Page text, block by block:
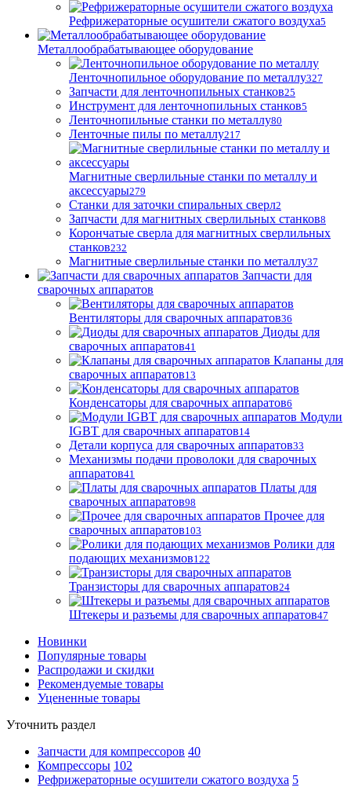
Рефрижераторные осушители сжатого воздуха5
Металлообрабатывающее оборудование
Ленточнопильное оборудование по металлу327
Запчасти для ленточнопильных станков25
Инструмент для ленточнопильных станков5
Ленточнопильные станки по металлу80
Ленточные пилы по металлу217
Магнитные сверлильные станки по металлу и
аксессуары279
Станки для заточки спиральных сверл2
Запчасти для магнитных сверлильных станков8
Корончатые сверла для магнитных сверлильных
станков232
Магнитные сверлильные станки по металлу37
Запчасти для
сварочных аппаратов
Вентиляторы для сварочных аппаратов36
Диоды для
сварочных аппаратов41
Клапаны для
сварочных аппаратов13
Конденсаторы для сварочных аппаратов6
Модули
IGBT для сварочных аппаратов14
Детали корпуса для сварочных аппаратов33
Механизмы подачи проволоки для сварочных
аппаратов41
Платы для
сварочных аппаратов98
Прочее для
сварочных аппаратов103
Ролики для
подающих механизмов122
Транзисторы для сварочных аппаратов24
Штекеры и разъемы для сварочных аппаратов47
Новинки
Популярные товары
Распродажи и скидки
Рекомендуемые товары
Уцененные товары
Уточнить раздел
Запчасти для компрессоров 40
Компрессоры 102
Рефрижераторные осушители сжатого воздуха 5